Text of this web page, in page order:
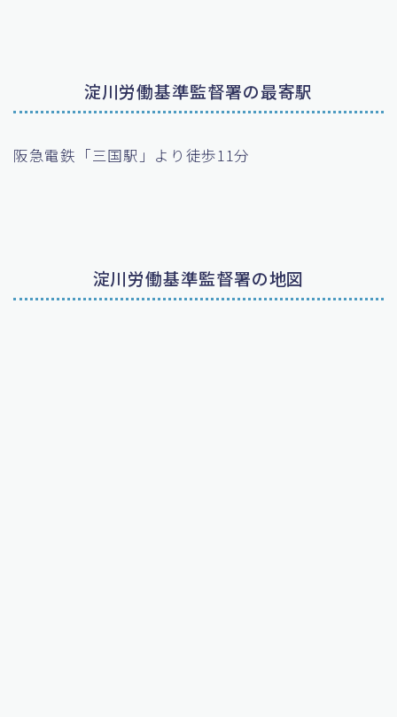
淀川労働基準監督署の最寄駅
阪急電鉄「三国駅」より徒歩11分
淀川労働基準監督署の地図